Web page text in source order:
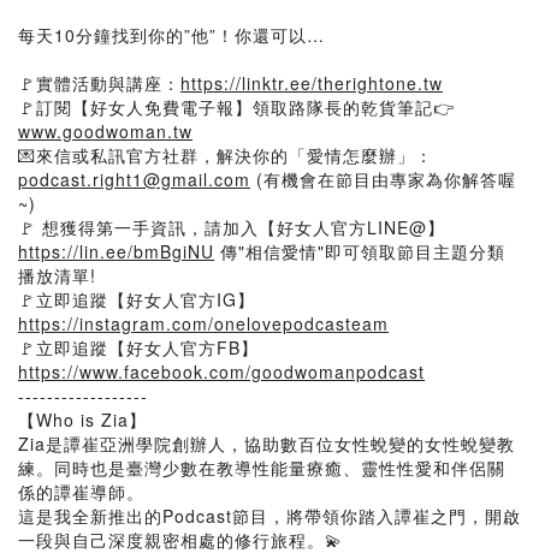
每天10分鐘找到你的”他”！你還可以…
🚩實體活動與講座： https://linktr.ee/therightone.tw
🚩訂閱【好女人免費電子報】領取路隊長的乾貨筆記👉
www.goodwoman.tw
💌來信或私訊官方社群，解決你的「愛情怎麼辦」：
podcast.right1@gmail.com (有機會在節目由專家為你解答喔
~)
🚩 想獲得第一手資訊，請加入【好女人官方LINE@】
https://lin.ee/bmBgiNU 傳"相信愛情"即可領取節目主題分類
播放清單!
🚩立即追蹤【好女人官方IG】
https://instagram.com/onelovepodcasteam
🚩立即追蹤【好女人官方FB】
https://www.facebook.com/goodwomanpodcast
------------------
【Who is Zia】
Zia是譚崔亞洲學院創辦人，協助數百位女性蛻變的女性蛻變教
練。同時也是臺灣少數在教導性能量療癒、靈性性愛和伴侶關
係的譚崔導師。
這是我全新推出的Podcast節目，將帶領你踏入譚崔之門，開啟
一段與自己深度親密相處的修行旅程。💫